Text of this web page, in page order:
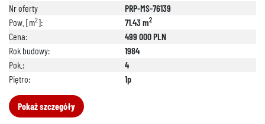
Nr oferty
PRP-MS-76139
Pow. [m2]: 71.43 m2
Cena:
499 000 PLN
Rok budowy:
1984
Pok.:
4
Piętro:
1p
Pokaż szczegóły